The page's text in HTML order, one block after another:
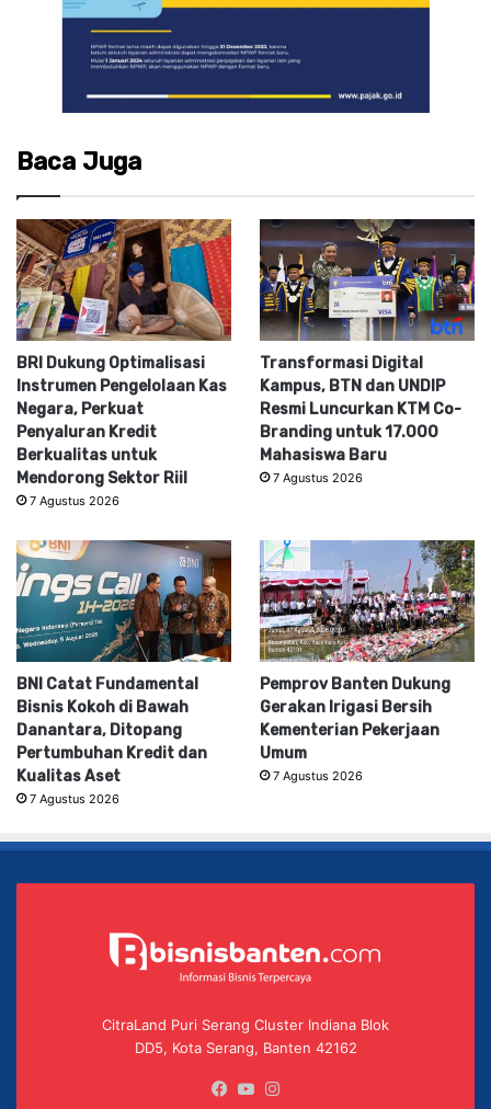
Baca Juga
BRI Dukung Optimalisasi
Instrumen Pengelolaan Kas
Negara, Perkuat
Penyaluran Kredit
Berkualitas untuk
Mendorong Sektor Riil
7 Agustus 2026
Transformasi Digital
Kampus, BTN dan UNDIP
Resmi Luncurkan KTM Co-
Branding untuk 17.000
Mahasiswa Baru
7 Agustus 2026
BNI Catat Fundamental
Bisnis Kokoh di Bawah
Danantara, Ditopang
Pertumbuhan Kredit dan
Kualitas Aset
7 Agustus 2026
Pemprov Banten Dukung
Gerakan Irigasi Bersih
Kementerian Pekerjaan
Umum
7 Agustus 2026
CitraLand Puri Serang Cluster Indiana Blok
DD5, Kota Serang, Banten 42162
Facebook
YouTube